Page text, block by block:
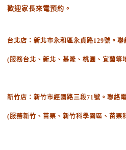
歡迎家長來電預約。
台北店：新北市永和區永貞路129號。聯
(服務台北、新北、基隆、桃園、宜蘭等
新竹店：新竹市經國路三段71號。聯絡
(服務新竹、苗栗、新竹科學園區、苗栗